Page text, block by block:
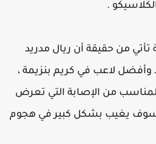
.
من حقيقة أن ريال مدريد
لاعب في كريم بنزيمة ،
من الإصابة التي تعرض
يغيب بشكل كبير في هجوم